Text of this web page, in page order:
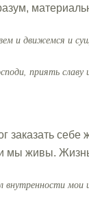
и движемся и
приять
заказать
мы живы.
внутренности мои